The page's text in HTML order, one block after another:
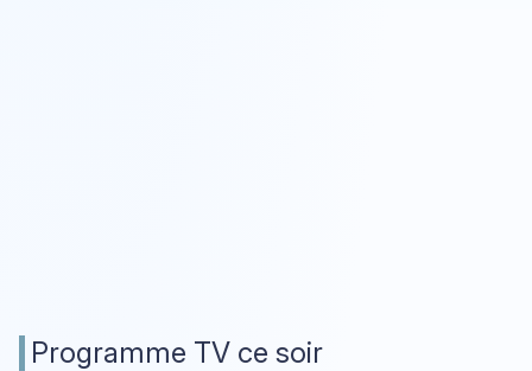
Programme TV ce soir